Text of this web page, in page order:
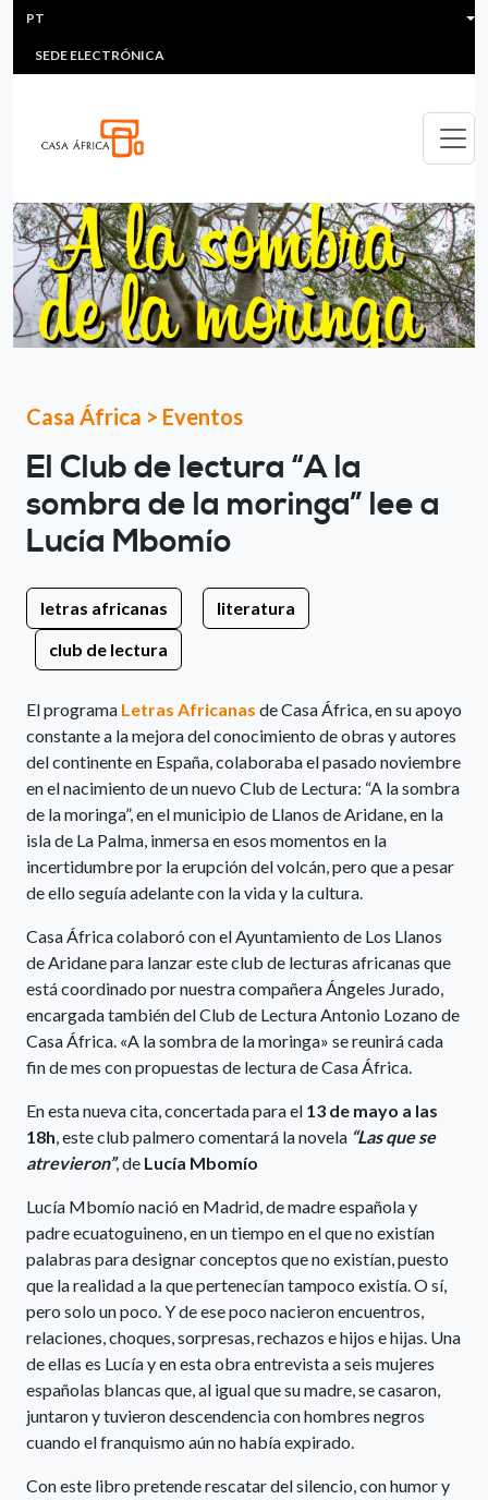
Passar para o conteúdo principal
HEADER MENU
MULTIMEDIA
SEDE ELECTRÓNICA
PT
Casa África > Eventos
El Club de lectura “A la
sombra de la moringa” lee a
Lucía Mbomío
letras africanas
literatura
club de lectura
El programa Letras Africanas de Casa África, en su apoyo
constante a la mejora del conocimiento de obras y autores
del continente en España, colaboraba el pasado noviembre
en el nacimiento de un nuevo Club de Lectura: “A la sombra
de la moringa”, en el municipio de Llanos de Aridane, en la
isla de La Palma, inmersa en esos momentos en la
incertidumbre por la erupción del volcán, pero que a pesar
de ello seguía adelante con la vida y la cultura.
Casa África colaboró con el Ayuntamiento de Los Llanos
de Aridane para lanzar este club de lecturas africanas que
está coordinado por nuestra compañera Ángeles Jurado,
encargada también del Club de Lectura Antonio Lozano de
Casa África. «A la sombra de la moringa» se reunirá cada
fin de mes con propuestas de lectura de Casa África.
En esta nueva cita, concertada para el 13 de mayo a las
18h, este club palmero comentará la novela “Las que se
atrevieron”, de Lucía Mbomío
Lucía Mbomío nació en Madrid, de madre española y
padre ecuatoguineno, en un tiempo en el que no existían
palabras para designar conceptos que no existían, puesto
que la realidad a la que pertenecían tampoco existía. O sí,
pero solo un poco. Y de ese poco nacieron encuentros,
relaciones, choques, sorpresas, rechazos e hijos e hijas. Una
de ellas es Lucía y en esta obra entrevista a seis mujeres
españolas blancas que, al igual que su madre, se casaron,
juntaron y tuvieron descendencia con hombres negros
cuando el franquismo aún no había expirado.
Con este libro pretende rescatar del silencio, con humor y